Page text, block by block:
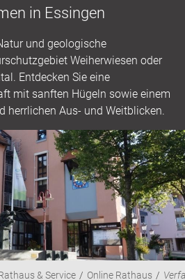
in Essingen
und geologische
Weiherwiesen oder
Entdecken Sie eine
mit sanften Hügeln sowie einem
herrlichen Aus- und Weitblicken.
& Service Online Rathaus